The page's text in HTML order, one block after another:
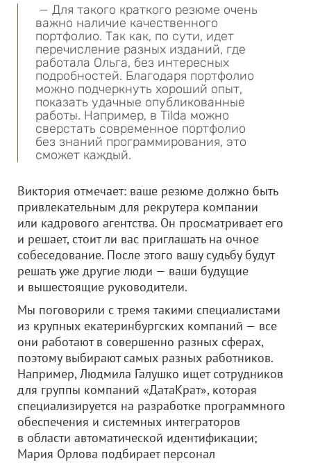
— Для такого краткого резюме очень
важно наличие качественного
портфолио. Так как, по сути, идет
перечисление разных изданий, где
работала Ольга, без интересных
подробностей. Благодаря портфолио
можно подчеркнуть хороший опыт,
показать удачные опубликованные
работы. Например, в Tilda можно
сверстать современное портфолио
без знаний программирования, это
сможет каждый.
Виктория отмечает: ваше резюме должно быть
привлекательным для рекрутера компании
или кадрового агентства. Он просматривает его
и решает, стоит ли вас приглашать на очное
собеседование. После этого вашу судьбу будут
решать уже другие люди — ваши будущие
и вышестоящие руководители.
Мы поговорили с тремя такими специалистами
из крупных екатеринбургских компаний — все
они работают в совершенно разных сферах,
поэтому выбирают самых разных работников.
Например, Людмила Галушко ищет сотрудников
для группы компаний «ДатаКрат», которая
специализируется на разработке программного
обеспечения и системных интеграторов
в области автоматической идентификации;
Мария Орлова подбирает персонал